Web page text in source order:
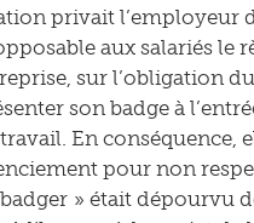
privait l’employeur
aux salariés le
sur l’obligation du
son badge à
En conséquence,
pour non
» était dépourvu